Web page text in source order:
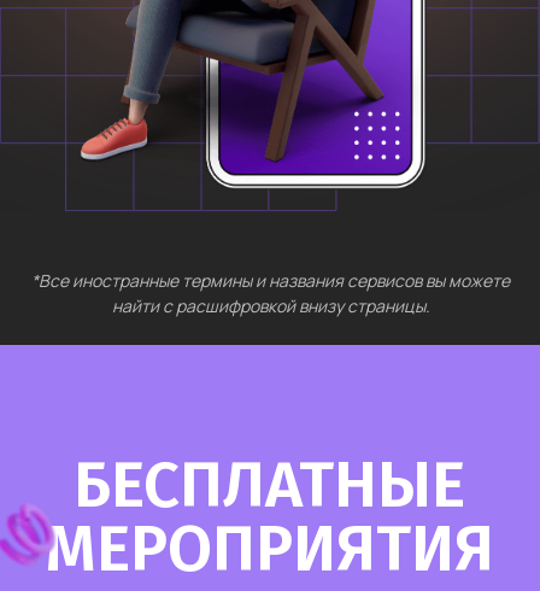
МЕРОПРИЯТИЯ
Выберите интересующий вас раздел
полезные рекомендации и советы по работе
с нейросетями для тех, кто делает первые
шаги в области ИИ.
Нейросети для разработки и IT
—
углубленное изучение ИИ для решения
IT-профессии 16
Высшее образование 2